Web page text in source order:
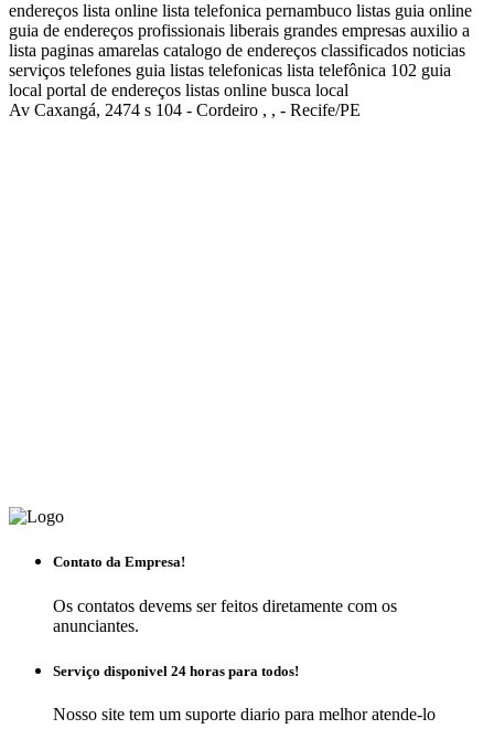
endereços lista online lista telefonica pernambuco listas guia online
guia de endereços profissionais liberais grandes empresas auxilio a
lista paginas amarelas catalogo de endereços classificados noticias
serviços telefones guia listas telefonicas lista telefônica 102 guia
local portal de endereços listas online busca local
Av Caxangá, 2474 s 104 - Cordeiro , , - Recife/PE
Contato da Empresa!
Os contatos devems ser feitos diretamente com os
anunciantes.
Serviço disponivel 24 horas para todos!
Nosso site tem um suporte diario para melhor atende-lo